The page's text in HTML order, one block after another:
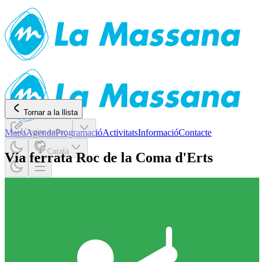
MapaAgendaProgramacióActivitatsInformacióContacte
Català
Tornar a la llista
Copiar enllaç
Vía ferrata Roc de la Coma d'Erts